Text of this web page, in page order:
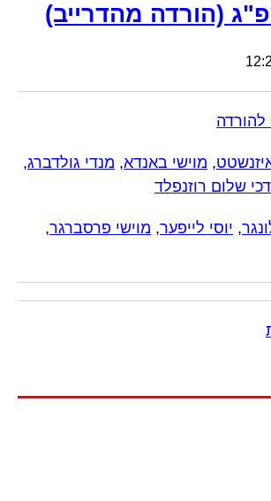
(הורדה מהדרייב)
להורדה
, מוישי באנדא, מנדי גולדברג,
שלום רוזנפלד
, יוסי לייפער, מוישי פרסברגר,